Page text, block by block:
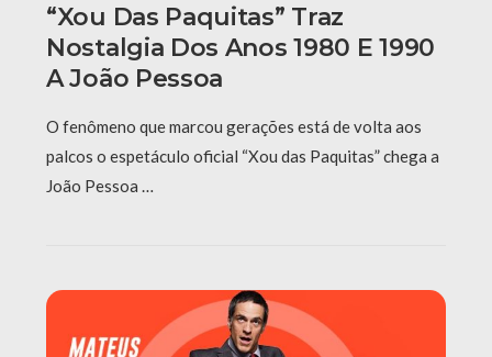
“Xou Das Paquitas” Traz
Nostalgia Dos Anos 1980 E 1990
A João Pessoa
O fenômeno que marcou gerações está de volta aos
palcos o espetáculo oficial “Xou das Paquitas” chega a
João Pessoa …